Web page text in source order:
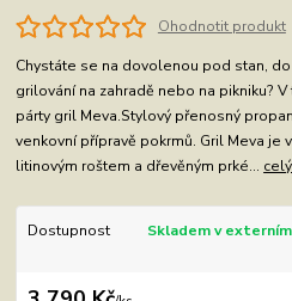
Ohodnotit produkt
Chystáte se na dovolenou pod stan,
grilování na zahradě nebo na pikniku?
párty gril Meva.Stylový přenosný
venkovní přípravě pokrmů. Gril Meva je
litinovým roštem a dřevěným prké...
Dostupnost Skladem v